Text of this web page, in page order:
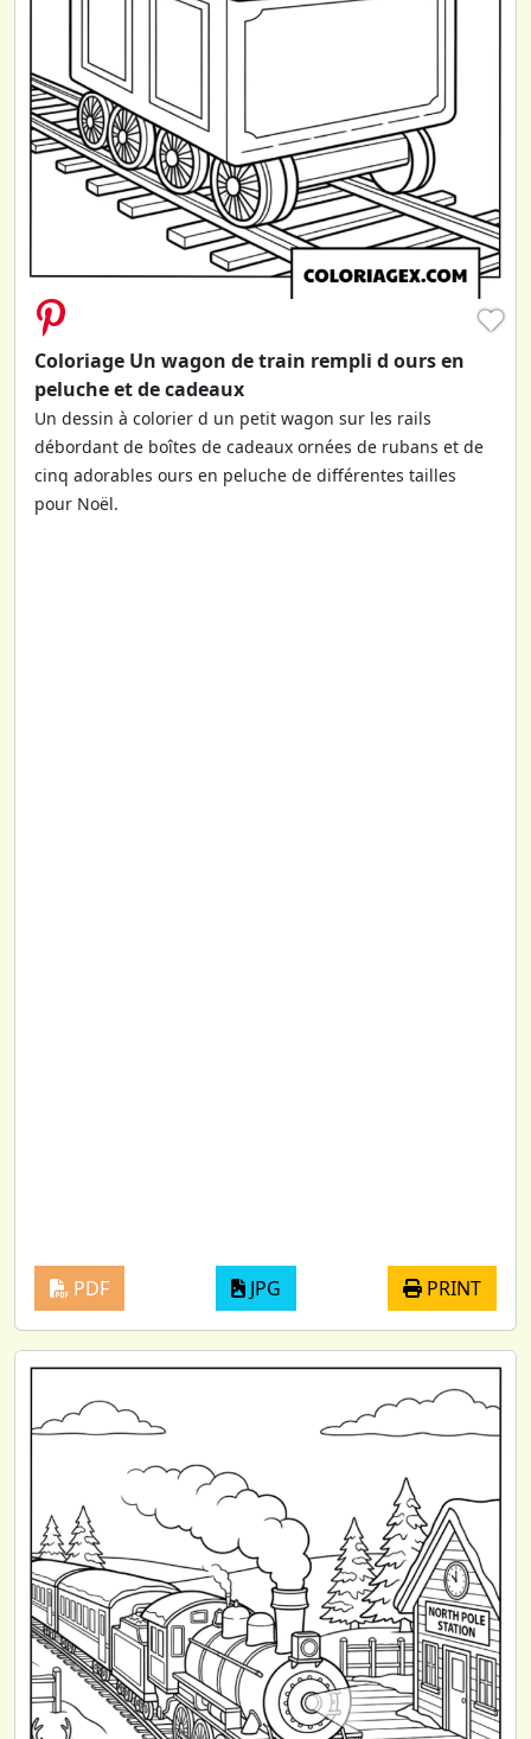
♥
Coloriage Un wagon de train rempli d ours en
peluche et de cadeaux
Un dessin à colorier d un petit wagon sur les rails
débordant de boîtes de cadeaux ornées de rubans et de
cinq adorables ours en peluche de différentes tailles
pour Noël.
PDF JPG PRINT